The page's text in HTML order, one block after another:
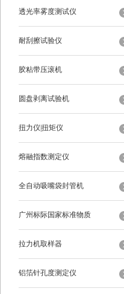
透光率雾度测试仪
耐刮擦试验仪
胶粘带压滚机
圆盘剥离试验机
扭力仪|扭矩仪
熔融指数测定仪
全自动吸嘴袋封管机
广州标际国家标准物质
拉力机取样器
铝箔针孔度测定仪